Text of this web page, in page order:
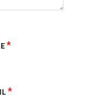
*
*